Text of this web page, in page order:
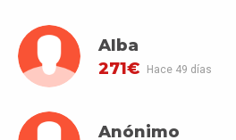
Alba
271€
Hace 49 días
Anónimo